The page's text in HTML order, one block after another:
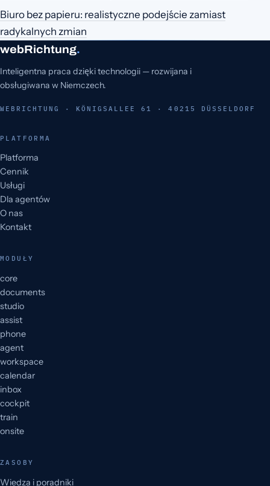
Biuro bez papieru: realistyczne podejście zamiast
radykalnych zmian
webRichtung.
Inteligentna praca dzięki technologii — rozwijana i
obsługiwana w Niemczech.
WEBRICHTUNG · KÖNIGSALLEE 61 · 40215 DÜSSELDORF
PLATFORMA
Platforma
Cennik
Usługi
Dla agentów
O nas
Kontakt
MODUŁY
core
documents
studio
assist
phone
agent
workspace
calendar
inbox
cockpit
train
onsite
ZASOBY
Wiedza i poradniki